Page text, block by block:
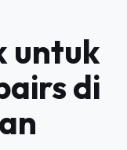
untuk
di